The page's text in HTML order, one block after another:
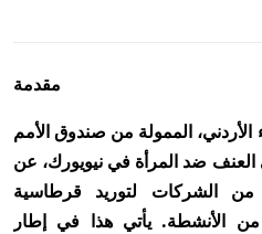
مقدمة
الممولة من صندوق الأمم
العنف ضد المرأة في نيويورك، عن
الشركات لتوريد قرطاسية
الأنشطة. يأتي هذا في إطار